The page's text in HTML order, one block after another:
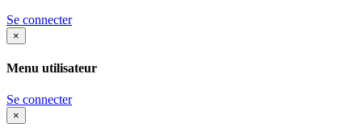
Se connecter
×
Menu utilisateur
Se connecter
×